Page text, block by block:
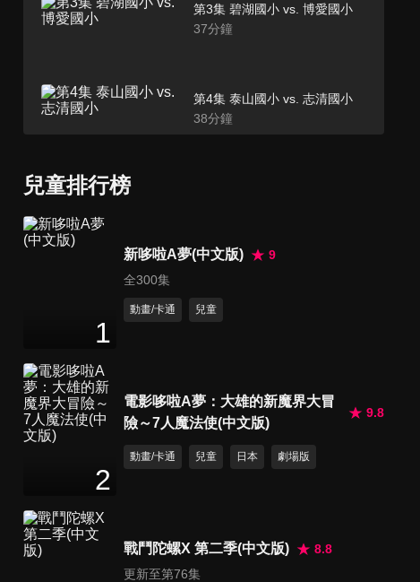
第3集 碧湖國小 vs. 博愛國小
37分鐘
第4集 泰山國小 vs. 志清國小
38分鐘
第8集 西松國小 vs. 長春國小
第9集 葫蘆國小 vs. 永平國小
38
兒童排行榜
1
新哆啦A夢(中文版)
9
全300集
動畫/卡通 兒童
2
電影哆啦A夢：大雄的新魔界大冒
險～7人魔法使(中文版)
9.8
動畫/卡通 兒童 日本 劇場版
戰鬥陀螺X 第二季(中文版)
8.8
更新至第76集